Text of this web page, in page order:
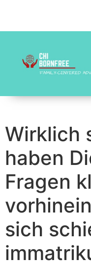
Wirklich
haben
Fragen
sich